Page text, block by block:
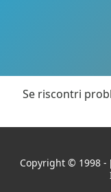
Se riscontri
Copyright © 1998 -